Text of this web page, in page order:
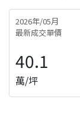
2026年/05月
最新成交單價
40.1
萬/坪